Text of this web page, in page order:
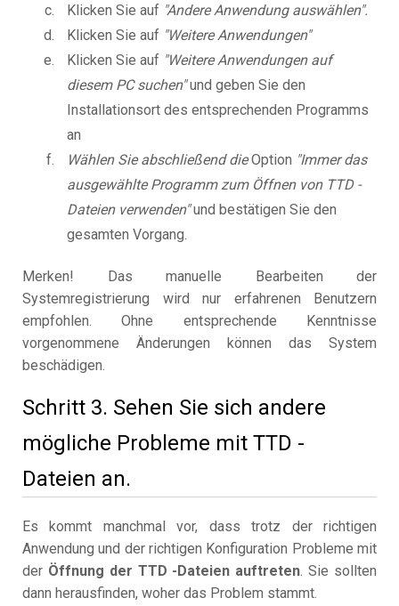
Klicken Sie auf "Andere Anwendung auswählen".
Klicken Sie auf "Weitere Anwendungen"
Klicken Sie auf "Weitere Anwendungen auf
diesem PC suchen"und geben Sie den
Installationsort des entsprechenden Programms
an
Wählen Sie abschließend dieOption "Immer das
ausgewählte Programm zum Öffnen von TTD -
Dateien verwenden"und bestätigen Sie den
gesamten Vorgang.
Merken! Das manuelle Bearbeiten der
Systemregistrierung wird nur erfahrenen Benutzern
empfohlen. Ohne entsprechende Kenntnisse
vorgenommene Änderungen können das System
beschädigen.
Schritt 3. Sehen Sie sich andere
mögliche Probleme mit TTD -
Dateien an.
Es kommt manchmal vor, dass trotz der richtigen
Anwendung und der richtigen Konfiguration Probleme mit
der Öffnung der TTD -Dateien auftreten. Sie sollten
dann herausfinden, woher das Problem stammt.